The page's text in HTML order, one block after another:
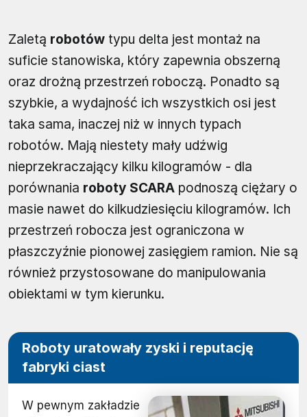
Zaletą robotów typu delta jest montaż na
suficie stanowiska, który zapewnia obszerną
oraz drożną przestrzeń roboczą. Ponadto są
szybkie, a wydajność ich wszystkich osi jest
taka sama, inaczej niż w innych typach
robotów. Mają niestety mały udźwig
nieprzekraczający kilku kilogramów - dla
porównania roboty SCARA podnoszą ciężary o
masie nawet do kilkudziesięciu kilogramów. Ich
przestrzeń robocza jest ograniczona w
płaszczyźnie pionowej zasięgiem ramion. Nie są
również przystosowane do manipulowania
obiektami w tym kierunku.
Roboty uratowały zyski i reputację
fabryki ciast
W pewnym zakładzie